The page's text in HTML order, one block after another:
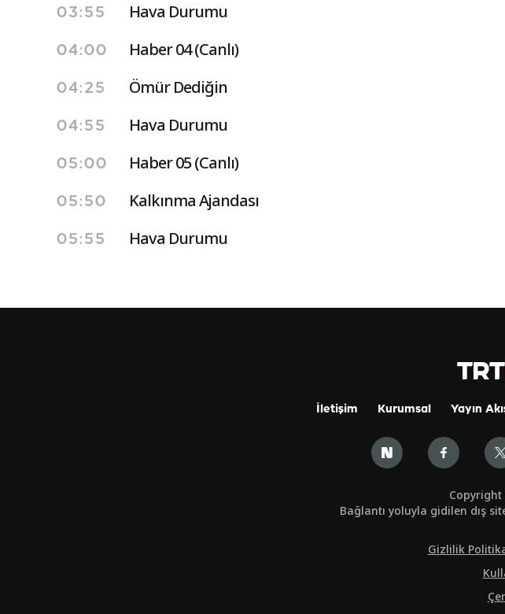
03:55 Hava Durumu
04:00 Haber 04 (Canlı)
04:25 Ömür Dediğin
04:55 Hava Durumu
05:00 Haber 05 (Canlı)
05:50 Kalkınma Ajandası
05:55 Hava Durumu
İletişim Kurumsal Yayın
Copyright
Bağlantı yoluyla gidilen dış
Gizlilik